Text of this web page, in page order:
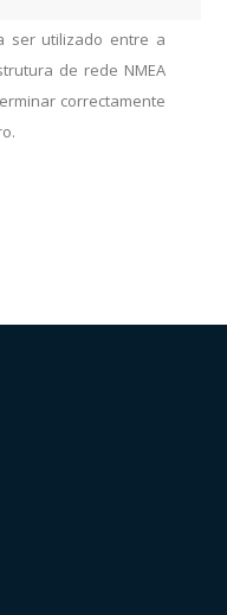
ser utilizado entre a
de rede NMEA
correctamente